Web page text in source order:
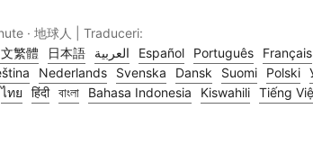
· 地球人 | Traduceri:
繁體 日本語 العربية Español Português Français
Nederlands Svenska Dansk Suomi Polski
ไทย हिंदी বাংলা Bahasa Indonesia Kiswahili Tiếng